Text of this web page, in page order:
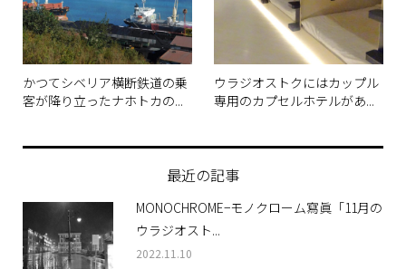
かつてシベリア横断鉄道の乗
客が降り立ったナホトカの...
ウラジオストクにはカップル
専用のカプセルホテルがあ...
最近の記事
MONOCHROME−モノクローム寫眞「11月の
ウラジオスト...